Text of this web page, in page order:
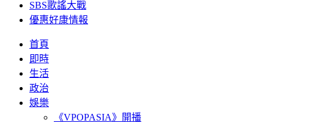
SBS歌謠大戰
優惠好康情報
首頁
即時
生活
政治
娛樂
《VPOPASIA》開播